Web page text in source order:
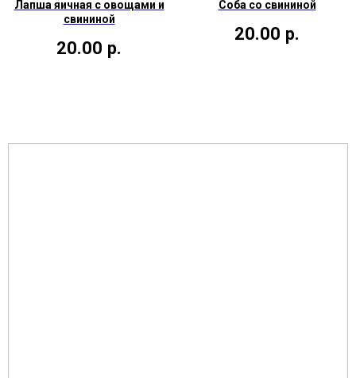
Лапша яичная с овощами и
свининой
20.00 р.
Соба со свининой
20.00 р.